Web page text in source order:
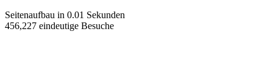
Seitenaufbau in 0.01 Sekunden
456,227 eindeutige Besuche